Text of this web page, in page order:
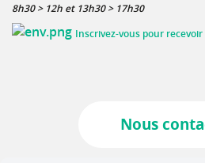
8h30 > 12h et 13h30 > 17h30
Inscrivez-vous pour
Nous